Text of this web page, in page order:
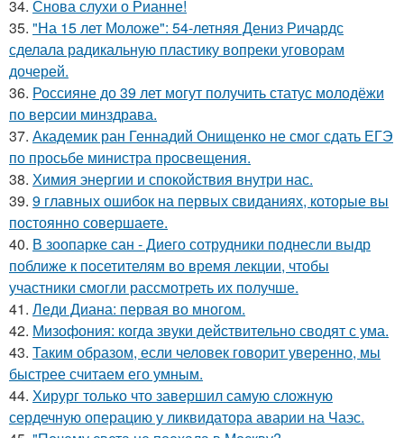
34. Снова слухи о Рианне!
35. "На 15 лет Моложе": 54-летняя Дениз Ричардс
сделала радикальную пластику вопреки уговорам
дочерей.
36. Россияне до 39 лет могут получить статус молодёжи
по версии минздрава.
37. Академик ран Геннадий Онищенко не смог сдать ЕГЭ
по просьбе министра просвещения.
38. Химия энергии и спокойствия внутри нас.
39. 9 главных ошибок на первых свиданиях, которые вы
постоянно совершаете.
40. В зоопарке сан - Диего сотрудники поднесли выдр
поближе к посетителям во время лекции, чтобы
участники смогли рассмотреть их получше.
41. Леди Диана: первая во многом.
42. Мизофония: когда звуки действительно сводят с ума.
43. Таким образом, если человек говорит уверенно, мы
быстрее считаем его умным.
44. Хирург только что завершил самую сложную
сердечную операцию у ликвидатора аварии на Чаэс.